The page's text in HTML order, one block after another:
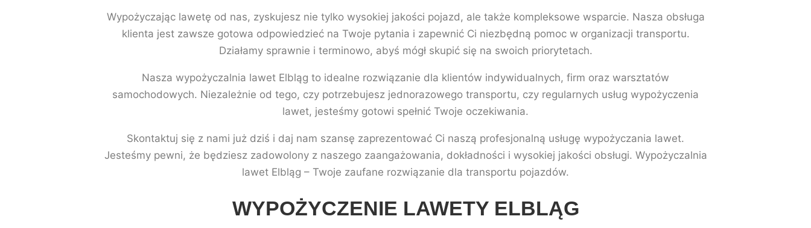
Wypożyczając lawetę od nas, zyskujesz nie tylko wysokiej jakości pojazd, ale także kompleksowe wsparcie. Nasza obsługa
klienta jest zawsze gotowa odpowiedzieć na Twoje pytania i zapewnić Ci niezbędną pomoc w organizacji transportu.
Działamy sprawnie i terminowo, abyś mógł skupić się na swoich priorytetach.
Nasza wypożyczalnia lawet Elbląg to idealne rozwiązanie dla klientów indywidualnych, firm oraz warsztatów
samochodowych. Niezależnie od tego, czy potrzebujesz jednorazowego transportu, czy regularnych usług wypożyczenia
lawet, jesteśmy gotowi spełnić Twoje oczekiwania.
Skontaktuj się z nami już dziś i daj nam szansę zaprezentować Ci naszą profesjonalną usługę wypożyczania lawet.
Jesteśmy pewni, że będziesz zadowolony z naszego zaangażowania, dokładności i wysokiej jakości obsługi. Wypożyczalnia
lawet Elbląg – Twoje zaufane rozwiązanie dla transportu pojazdów.
WYPOŻYCZENIE LAWETY ELBLĄG